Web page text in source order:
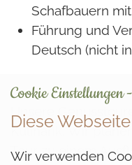
Schafbauern
Führung und
Deutsch (nicht
Unsere
Kulinarik. Wir
Tour zu einem
Cookie Einstellungen -
Diese
Wir verwenden